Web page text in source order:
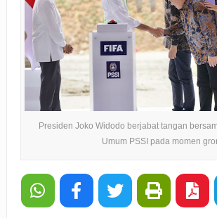
Presiden Joko Widodo berjabat tangan
Umum PSSI pada momen